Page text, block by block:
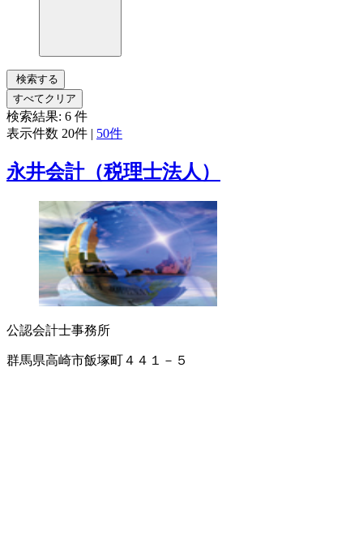
検索する
すべてクリア
検索結果: 6 件
表示件数 20件 | 50件
永井会計（税理士法人）
公認会計士事務所
群馬県高崎市飯塚町４４１－５